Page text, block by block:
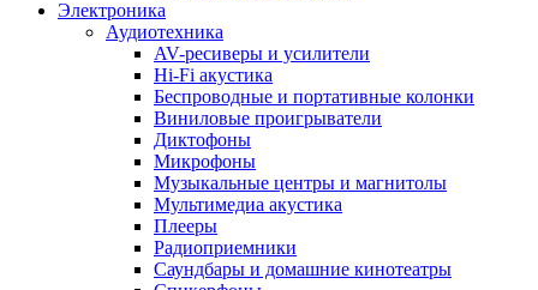
Электроника
Аудиотехника
AV-ресиверы и усилители
Hi-Fi акустика
Беспроводные и портативные колонки
Виниловые проигрыватели
Диктофоны
Микрофоны
Музыкальные центры и магнитолы
Мультимедиа акустика
Плееры
Радиоприемники
Саундбары и домашние кинотеатры